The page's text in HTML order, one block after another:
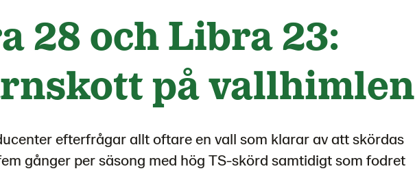
28 och Libra 23:
på vallhimlen
efterfrågar allt oftare en vall som klarar av att skördas
gånger per säsong med hög TS-skörd samtidigt som fodret